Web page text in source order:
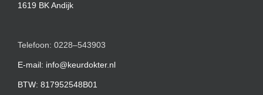
1619 BK Andijk
Telefoon: 0228–543903
E-mail: info@keurdokter.nl
BTW: 817952548B01